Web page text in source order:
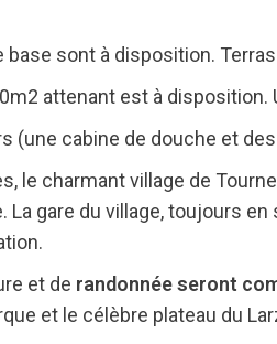
base sont à disposition.
attenant est à
(une cabine de douche et
le charmant village de
La gare du village, toujours
et de randonnée seront
et le célèbre plateau du